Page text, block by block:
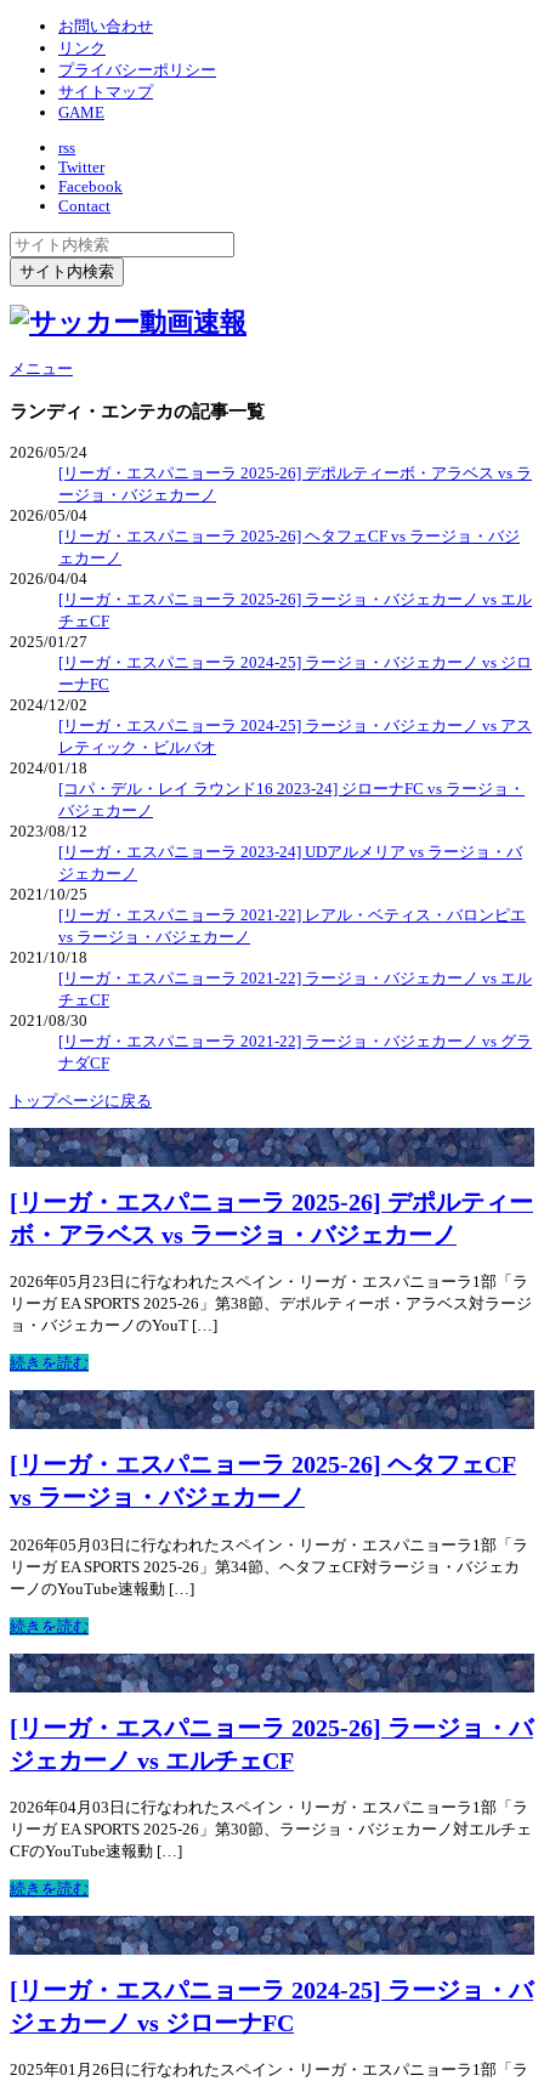
お問い合わせ
リンク
プライバシーポリシー
サイトマップ
GAME
rss
Twitter
Facebook
Contact
メニュー
ランディ・エンテカの記事一覧
2026/05/24
[リーガ・エスパニョーラ 2025-26] デポルティーボ・アラベス vs ラ
ージョ・バジェカーノ
2026/05/04
[リーガ・エスパニョーラ 2025-26] ヘタフェCF vs ラージョ・バジ
ェカーノ
2026/04/04
[リーガ・エスパニョーラ 2025-26] ラージョ・バジェカーノ vs エル
チェCF
2025/01/27
[リーガ・エスパニョーラ 2024-25] ラージョ・バジェカーノ vs ジロ
ーナFC
2024/12/02
[リーガ・エスパニョーラ 2024-25] ラージョ・バジェカーノ vs アス
レティック・ビルバオ
2024/01/18
[コパ・デル・レイ ラウンド16 2023-24] ジローナFC vs ラージョ・
バジェカーノ
2023/08/12
[リーガ・エスパニョーラ 2023-24] UDアルメリア vs ラージョ・バ
ジェカーノ
2021/10/25
[リーガ・エスパニョーラ 2021-22] レアル・ベティス・バロンピエ
vs ラージョ・バジェカーノ
2021/10/18
[リーガ・エスパニョーラ 2021-22] ラージョ・バジェカーノ vs エル
チェCF
2021/08/30
[リーガ・エスパニョーラ 2021-22] ラージョ・バジェカーノ vs グラ
ナダCF
トップページに戻る
[リーガ・エスパニョーラ 2025-26] デポルティー
ボ・アラベス vs ラージョ・バジェカーノ
2026年05月23日に行なわれたスペイン・リーガ・エスパニョーラ1部「ラ
リーガ EA SPORTS 2025-26」第38節、デポルティーボ・アラベス対ラージ
ョ・バジェカーノのYouT […]
続きを読む
[リーガ・エスパニョーラ 2025-26] ヘタフェCF
vs ラージョ・バジェカーノ
2026年05月03日に行なわれたスペイン・リーガ・エスパニョーラ1部「ラ
リーガ EA SPORTS 2025-26」第34節、ヘタフェCF対ラージョ・バジェカ
ーノのYouTube速報動 […]
続きを読む
[リーガ・エスパニョーラ 2025-26] ラージョ・バ
ジェカーノ vs エルチェCF
2026年04月03日に行なわれたスペイン・リーガ・エスパニョーラ1部「ラ
リーガ EA SPORTS 2025-26」第30節、ラージョ・バジェカーノ対エルチェ
CFのYouTube速報動 […]
続きを読む
[リーガ・エスパニョーラ 2024-25] ラージョ・バ
ジェカーノ vs ジローナFC
2025年01月26日に行なわれたスペイン・リーガ・エスパニョーラ1部「ラ